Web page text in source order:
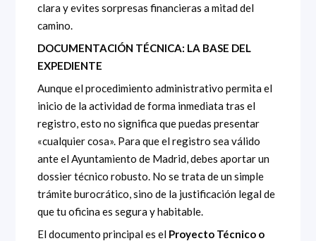
clara y evites sorpresas financieras a mitad del
camino.
DOCUMENTACIÓN TÉCNICA: LA BASE DEL
EXPEDIENTE
Aunque el procedimiento administrativo permita el
inicio de la actividad de forma inmediata tras el
registro, esto no significa que puedas presentar
«cualquier cosa». Para que el registro sea válido
ante el Ayuntamiento de Madrid, debes aportar un
dossier técnico robusto. No se trata de un simple
trámite burocrático, sino de la justificación legal de
que tu oficina es segura y habitable.
El documento principal es el Proyecto Técnico o